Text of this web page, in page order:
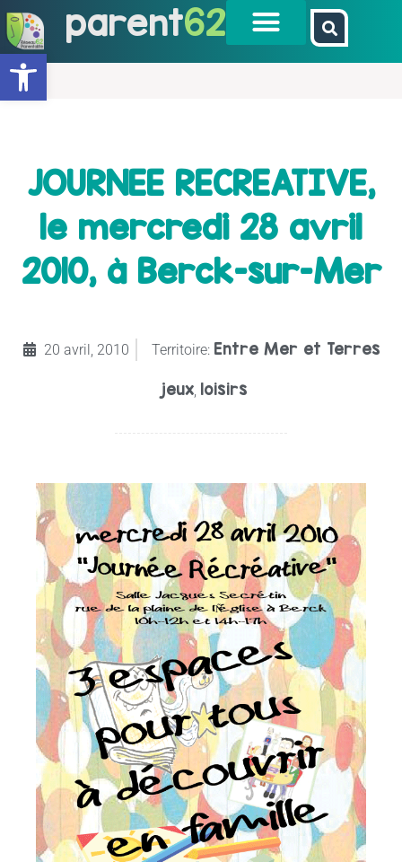
Ouvrir la barre d’outils
parent62
JOURNEE RECREATIVE,
le mercredi 28 avril
2010, à Berck-sur-Mer
20 avril, 2010 Territoire: Entre Mer et Terres
jeux loisirs